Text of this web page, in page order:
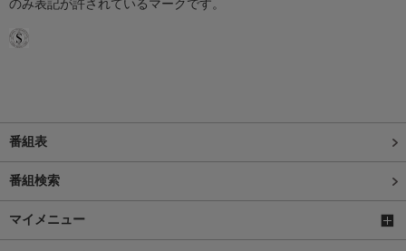
のみ表記が許されているマークです。
番組表
番組検索
マイメニュー